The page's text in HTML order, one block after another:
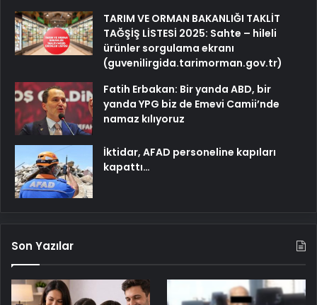
TARIM VE ORMAN BAKANLIĞI TAKLİT
TAĞŞİŞ LİSTESİ 2025: Sahte – hileli
ürünler sorgulama ekranı
(guvenilirgida.tarimorman.gov.tr)
Fatih Erbakan: Bir yanda ABD, bir
yanda YPG biz de Emevi Camii’nde
namaz kılıyoruz
İktidar, AFAD personeline kapıları
kapattı…
Son Yazılar